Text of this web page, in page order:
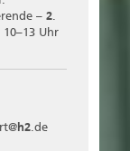
– 2.
Uhr
h2.de